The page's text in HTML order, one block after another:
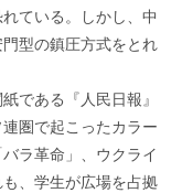
ている。しかし、中
型の鎮圧方式をとれ
である『人民日報』
圏で起こったカラー
ラ革命」、ウクライ
、学生が広場を占拠